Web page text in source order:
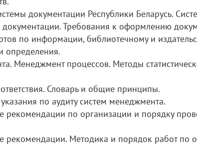
документации Республики Беларусь.
Требования к оформлению
по информации, библиотечному и
определения.
Менеджмент процессов. Методы
Словарь и общие принципы.
по аудиту систем менеджмента.
рекомендации по организации и порядку
рекомендации. Методика и порядок работ по